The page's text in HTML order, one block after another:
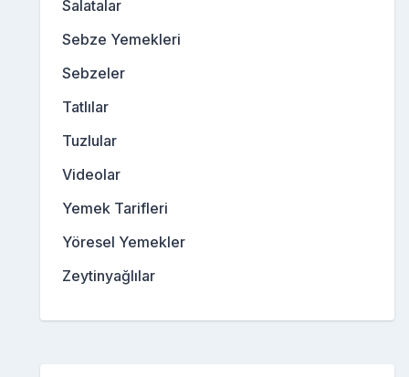
Salatalar
Sebze Yemekleri
Sebzeler
Tatlılar
Tuzlular
Videolar
Yemek Tarifleri
Yöresel Yemekler
Zeytinyağlılar